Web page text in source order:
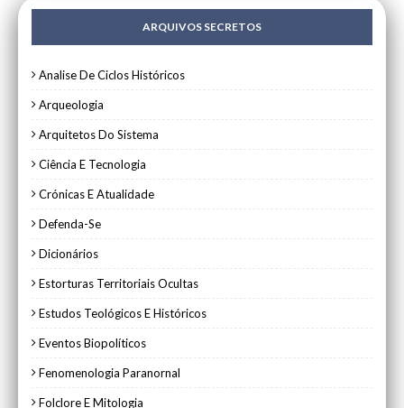
ARQUIVOS SECRETOS
Analise De Ciclos Históricos
Arqueologia
Arquitetos Do Sistema
Ciência E Tecnologia
Crónicas E Atualidade
Defenda-Se
Dicionários
Estorturas Territoriais Ocultas
Estudos Teológicos E Históricos
Eventos Biopolíticos
Fenomenologia Paranornal
Folclore E Mitologia